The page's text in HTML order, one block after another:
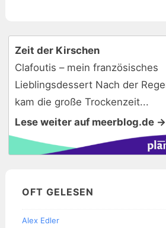
Zeit der Kirschen
Clafoutis – mein französisches
Lieblingsdessert Nach der Regenzeit
kam die große Trockenzeit...
Lese weiter auf meerblog.de →
OFT GELESEN
Alex Edler